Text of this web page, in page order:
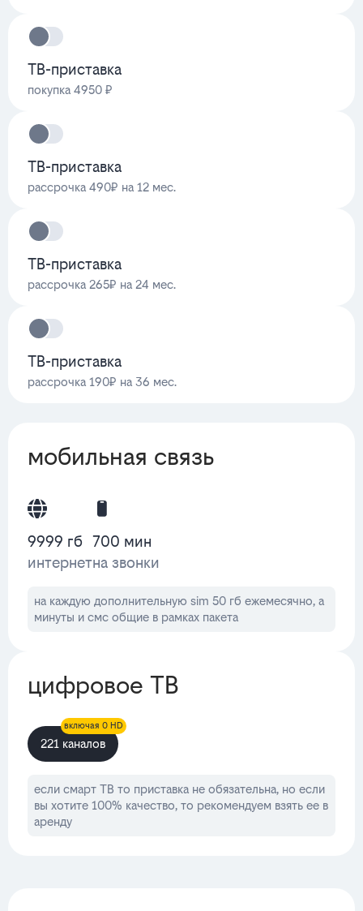
ТВ-приставка
покупка 4950 ₽
ТВ-приставка
рассрочка 490₽ на 12 мес.
ТВ-приставка
рассрочка 265₽ на 24 мес.
ТВ-приставка
рассрочка 190₽ на 36 мес.
мобильная связь
9999 гб
интернет
700 мин
на звонки
на каждую дополнительную sim 50 гб ежемесячно, а
минуты и смс общие в рамках пакета
цифровое ТВ
221 каналов
включая 0 HD
если смарт ТВ то приставка не обязательна, но если
вы хотите 100% качество, то рекомендуем взять ее в
аренду